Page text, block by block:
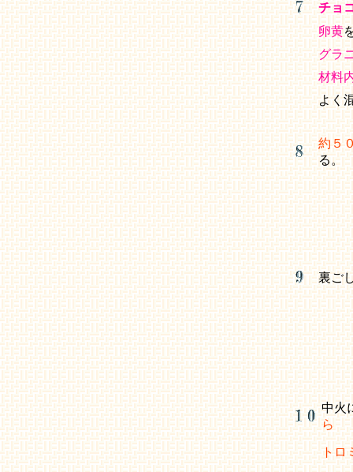
チョ
卵黄
グラ
材料
よく
約５
る。
裏ご
中火
ら
トロ